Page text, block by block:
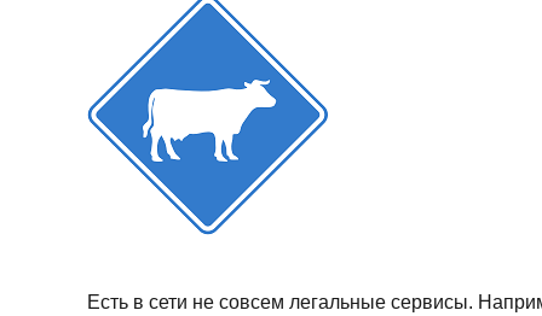
Есть в сети не совсем легальные сервисы.